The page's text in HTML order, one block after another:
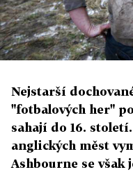
Nejstarší
"fotbalových her"
sahají do 16.
anglických měst
Ashbourne se však